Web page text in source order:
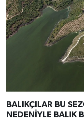
BALIKÇILAR BU
NEDENİYLE BALIK